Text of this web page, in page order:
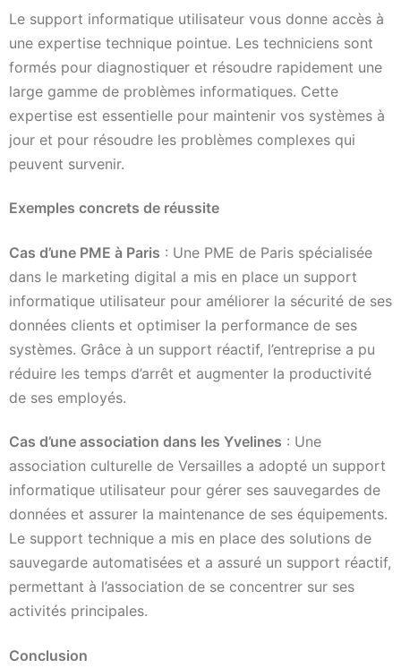
Le support informatique utilisateur vous donne accès à
une expertise technique pointue. Les techniciens sont
formés pour diagnostiquer et résoudre rapidement une
large gamme de problèmes informatiques. Cette
expertise est essentielle pour maintenir vos systèmes à
jour et pour résoudre les problèmes complexes qui
peuvent survenir.
Exemples concrets de réussite
Cas d’une PME à Paris : Une PME de Paris spécialisée
dans le marketing digital a mis en place un support
informatique utilisateur pour améliorer la sécurité de ses
données clients et optimiser la performance de ses
systèmes. Grâce à un support réactif, l’entreprise a pu
réduire les temps d’arrêt et augmenter la productivité
de ses employés.
Cas d’une association dans les Yvelines : Une
association culturelle de Versailles a adopté un support
informatique utilisateur pour gérer ses sauvegardes de
données et assurer la maintenance de ses équipements.
Le support technique a mis en place des solutions de
sauvegarde automatisées et a assuré un support réactif,
permettant à l’association de se concentrer sur ses
activités principales.
Conclusion